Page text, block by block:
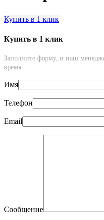
Купить в 1 клик
Купить в 1 клик
Заполните форму, и наш
время
Имя
Телефон
Email
Сообщение